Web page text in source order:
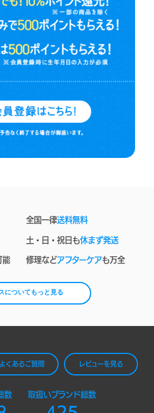
全国一律送料無料
土・日・祝日も休まず発送
能 修理などアフターケアも万全
についてもっと見る
よくあるご質問 レビューを見る
数 取扱いブランド総数